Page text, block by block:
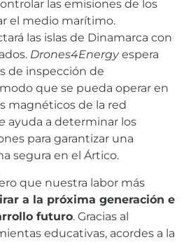
las emisiones de los
el medio marítimo.
las islas de Dinamarca con
Drones4Energyespera
de inspección de
que se pueda operar en
magnéticos de la red
ayuda a determinar los
para garantizar una
segura en el Ártico.
que nuestra labor más
a la próxima generación e
futuro. Gracias al
educativas, acordes a la